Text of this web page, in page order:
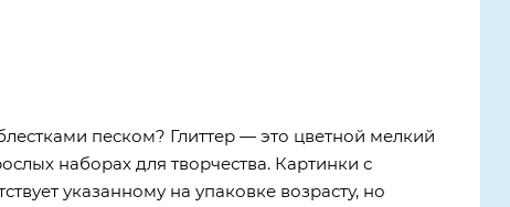
песком? Глиттер — это цветной мелкий
наборах для творчества. Картинки с
указанному на упаковке возрасту, но